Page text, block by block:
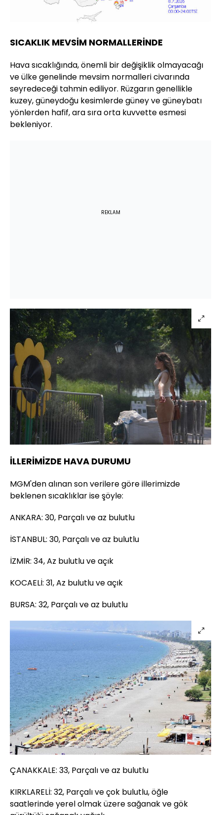
SICAKLIK MEVSİM NORMALLERİNDE
Hava sıcaklığında, önemli bir değişiklik olmayacağı
ve ülke genelinde mevsim normalleri civarında
seyredeceği tahmin ediliyor. Rüzgarın genellikle
kuzey, güneydoğu kesimlerde güney ve güneybatı
yönlerden hafif, ara sıra orta kuvvette esmesi
bekleniyor.
REKLAM
İLLERİMİZDE HAVA DURUMU
MGM'den alınan son verilere göre illerimizde
beklenen sıcaklıklar ise şöyle:
ANKARA: 30, Parçalı ve az bulutlu
İSTANBUL: 30, Parçalı ve az bulutlu
İZMİR: 34, Az bulutlu ve açık
KOCAELİ: 31, Az bulutlu ve açık
BURSA: 32, Parçalı ve az bulutlu
ÇANAKKALE: 33, Parçalı ve az bulutlu
KIRKLARELİ: 32, Parçalı ve çok bulutlu, öğle
saatlerinde yerel olmak üzere sağanak ve gök